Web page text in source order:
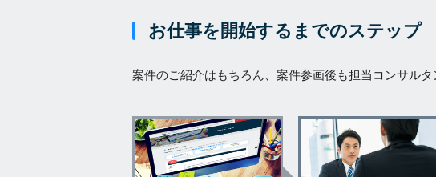
お仕事を開始するまでのステップ
案件のご紹介はもちろん、案件参画後も担当コンサル